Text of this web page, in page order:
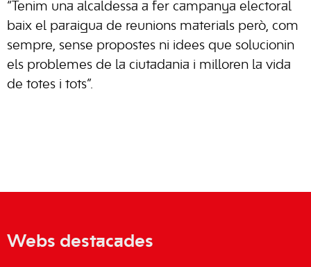
“Tenim una alcaldessa a fer campanya electoral
baix el paraigua de reunions materials però, com
sempre, sense propostes ni idees que solucionin
els problemes de la ciutadania i milloren la vida
de totes i tots”.
Webs destacades